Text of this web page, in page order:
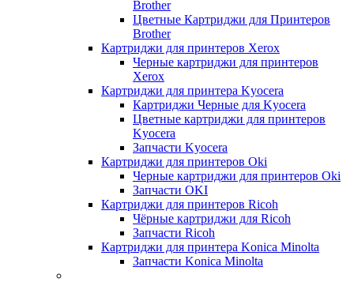
Brother
Цветные Картриджи для Принтеров
Brother
Картриджи для принтеров Xerox
Черные картриджи для принтеров
Xerox
Картриджи для принтера Kyocera
Картриджи Черные для Kyocera
Цветные картриджи для принтеров
Kyocera
Запчасти Kyocera
Картриджи для принтеров Oki
Черные картриджи для принтеров Oki
Запчасти OKI
Картриджи для принтеров Ricoh
Чёрные картриджи для Ricoh
Запчасти Ricoh
Картриджи для принтера Konica Minolta
Запчасти Koniсa Minolta